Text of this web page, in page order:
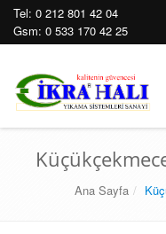
Tel: 0 212 801 42 04
Gsm: 0 533 170 42 25
Ana Sayfa